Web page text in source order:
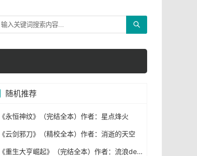
随机推荐
《永恒神纹》（完结全本）作者：星点烽火
《云剑邪刀》（精校全本）作者：消逝的天空
《重生大亨崛起》（完结全本）作者：流浪de橘猫